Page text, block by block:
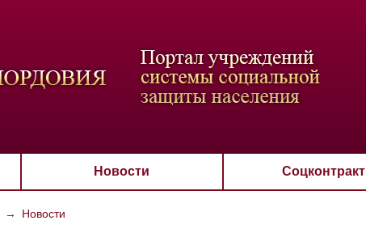
Скрыть Ч/б
Новости Соцконтракт
→ Новости